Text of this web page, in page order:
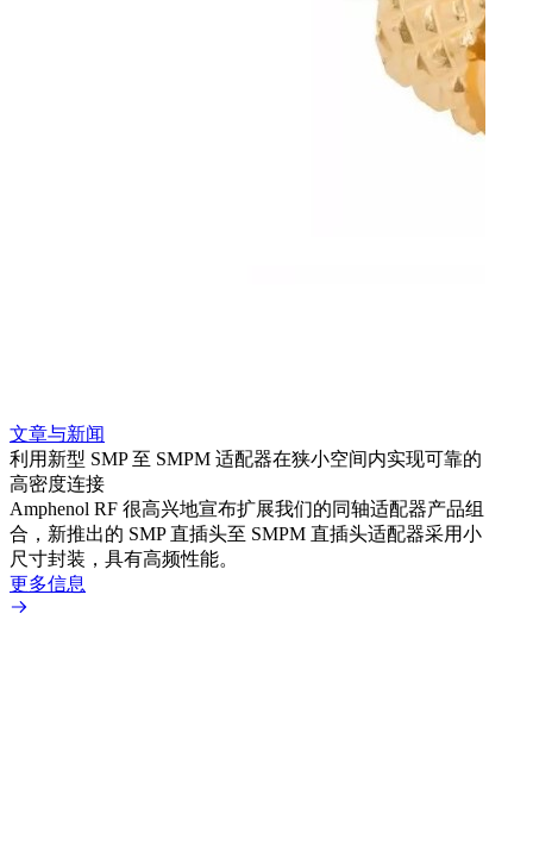
文章与新闻
利用新型 SMP 至 SMPM 适配器在狭小空间内实现可靠的
高密度连接
Amphenol RF 很高兴地宣布扩展我们的同轴适配器产品组
合，新推出的 SMP 直插头至 SMPM 直插头适配器采用小
尺寸封装，具有高频性能。
更多信息